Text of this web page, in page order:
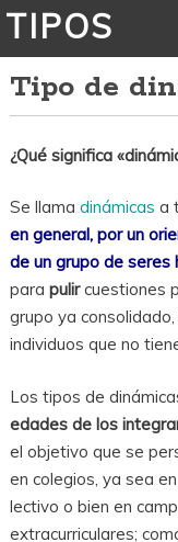
TIPOS
Tipo de
¿Qué significa
Se llama dinámicas a
en general, por un
de un grupo de seres
para pulircuestiones
grupo ya
individuos que no
Los tipos de
edades de los
el objetivo que se
en colegios, ya sea
lectivo o bien en
extracurriculares;